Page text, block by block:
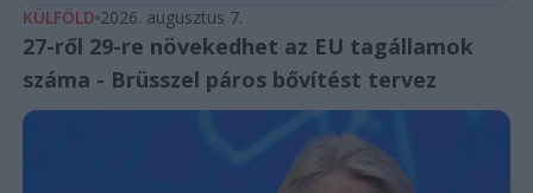
KÜLFÖLD 2026. augusztus 7.
27-ről 29-re növekedhet az EU tagállamok
száma - Brüsszel páros bővítést tervez